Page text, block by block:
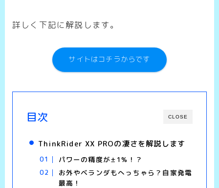
詳しく下記に解説します。
サイトはコチラからです
CLOSE
目次
ThinkRider XX PROの凄さを解説します
パワーの精度が±1%！？
お外やベランダもへっちゃら？自家発電
最高！